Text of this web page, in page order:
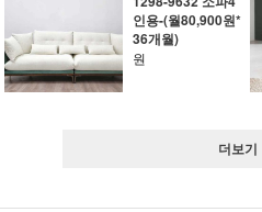
인용-(월80,900원*
36개월)
원
더보